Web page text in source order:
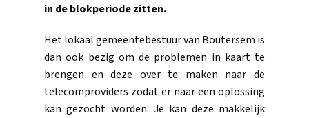
in de blokperiode zitten.
Het lokaal gemeentebestuur van Boutersem is
dan ook bezig om de problemen in kaart te
brengen en deze over te maken naar de
telecomproviders zodat er naar een oplossing
kan gezocht worden. Je kan deze makkelijk